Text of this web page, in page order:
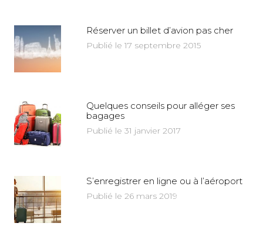
Réserver un billet d’avion pas cher
Publié le 17 septembre 2015
Quelques conseils pour alléger ses
bagages
Publié le 31 janvier 2017
S’enregistrer en ligne ou à l’aéroport
Publié le 26 mars 2019